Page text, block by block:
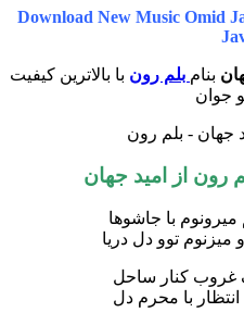
Download New Music Omid
بنام بلم رون با بالاترین کیفیت
جوان
رون از امید جهان
با جاشوها
میزنوم توو دل دریا
غروب کنار ساحل
با محرم دل